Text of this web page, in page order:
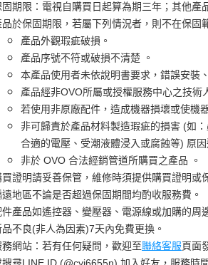
固期限：電視自購買日起算為期三年；其他產
品於保固期限，若屬下列情況者，則不在保固
產品外觀瑕疵破損。
產品序號不符或破損不清楚 。
本產品使用者未依說明書要求，錯誤安裝
產品經非OVO所屬或授權服務中心之技術
若使用非原廠配件，造成機器損壞或使機
非可歸責於產品材料製造瑕疵的損害 (如
合適的電壓、受潮液體浸入或腐蝕等) 原
非於 OVO 合法經銷管道所購買之產品 。
買證明請妥善保管，維修時須提供購買證明或
遠地區不論是否超過保固期間均酌收服務費。
件產品如遙控器、變壓器、電源線或加購的周
品不良(非人為因素)7天內免費更換。
務網站：若有任何疑問，歡迎至聯絡客服頁面